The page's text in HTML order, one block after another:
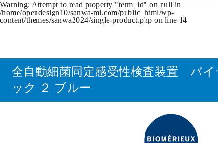
Warning: Attempt to read property "term_id" on null in
/home/opendesign10/sanwa-mi.com/public_html/wp-
content/themes/sanwa2024/single-product.php on line 14
全自動細菌同定感受性検査装置 バイ
ック ２ ブルー